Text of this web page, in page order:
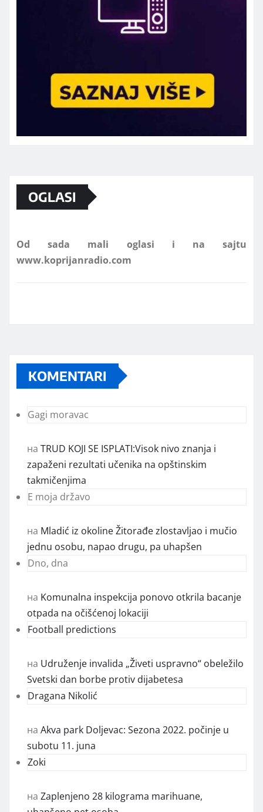
OGLASI
Od sada mali oglasi i na sajtu
KOMENTARI
Gagi moravac
на TRUD KOJI SE ISPLATI:Visok nivo znanja i
zapaženi rezultati učenika na opštinskim
takmičenjima
E moja državo
на Mladić iz okoline Žitorađe zlostavljao i mučio
jednu osobu, napao drugu, pa uhapšen
Dno, dna
на Komunalna inspekcija ponovo otkrila bacanje
otpada na očišćenoj lokaciji
Football predictions
на Udruženje invalida „Živeti uspravno“ obeležilo
Svetski dan borbe protiv dijabetesa
Dragana Nikolić
на Akva park Doljevac: Sezona 2022. počinje u
subotu 11. juna
Zoki
на Zaplenjeno 28 kilograma marihuane,